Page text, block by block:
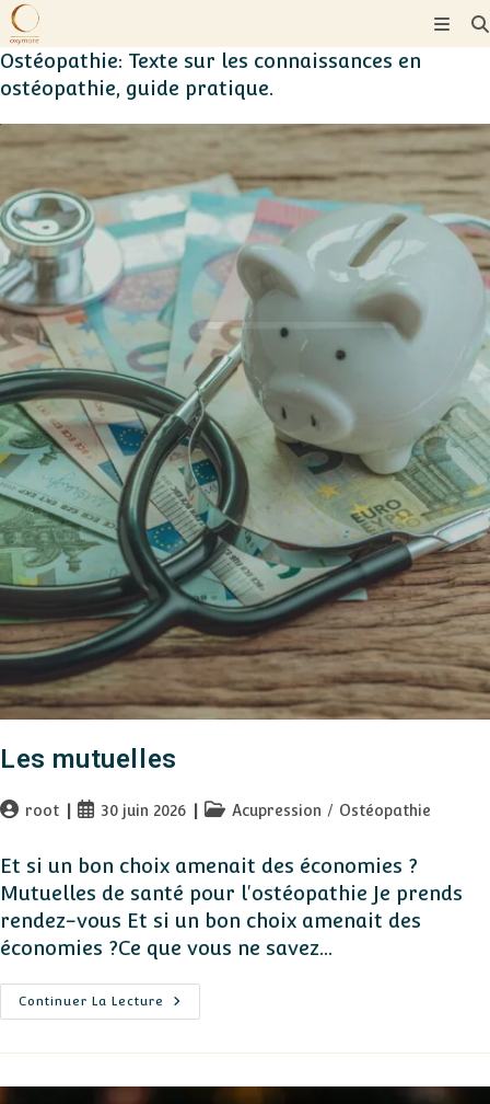
Skip
to
content
Ostéopathie: Texte sur les connaissances en
ostéopathie, guide pratique.
Les mutuelles
Auteur/autrice
la
publication :
root
Publication
30 juin 2026
PostAcupression / Ostéopathie
Et si un bon choix amenait des économies ?
Mutuelles de santé pour l'ostéopathie Je prends
rendez-vous Et si un bon choix amenait des
économies ?Ce que vous ne savez…
Continuer La Lecture
Les
Mutuelles